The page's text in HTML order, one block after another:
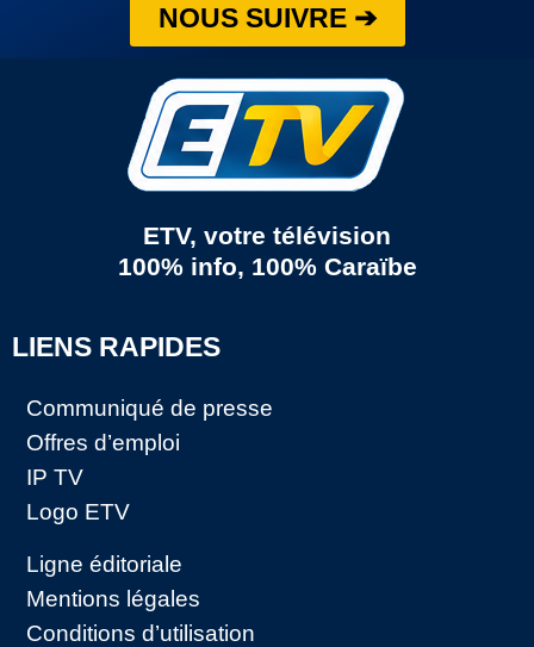
NOUS SUIVRE ➔
ETV, votre télévision
100% info, 100% Caraïbe
LIENS RAPIDES
Communiqué de presse
Offres d’emploi
IP TV
Logo ETV
Ligne éditoriale
Mentions légales
Conditions d’utilisation